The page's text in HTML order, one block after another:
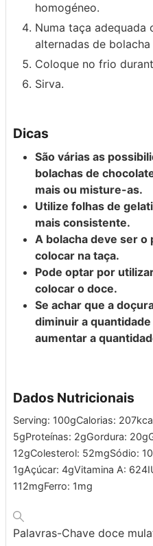
homogéneo.
Numa taça adequada
alternadas de
Coloque no frio
Sirva.
Dicas
São várias as
bolachas de
mais ou misture-as.
Utilize folhas de
mais consistente.
A bolacha deve ser
colocar na taça.
Pode optar por
colocar o doce.
Se achar que a
diminuir a
aumentar a
Dados Nutricionais
Serving: 100gCalorias: 207
5gProteínas: 2gGordura: 20g
12gColesterol: 52mgSódio:
1gAçúcar: 4gVitamina A: 624
112mgFerro: 1mg
Palavras-Chave doce